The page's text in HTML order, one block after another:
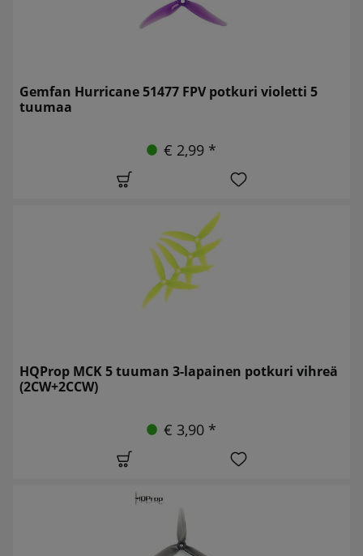
Gemfan Hurricane 51477 FPV potkuri violetti 5
tuumaa
€ 2,99 *
HQProp MCK 5 tuuman 3-lapainen potkuri vihreä
(2CW+2CCW)
€ 3,90 *